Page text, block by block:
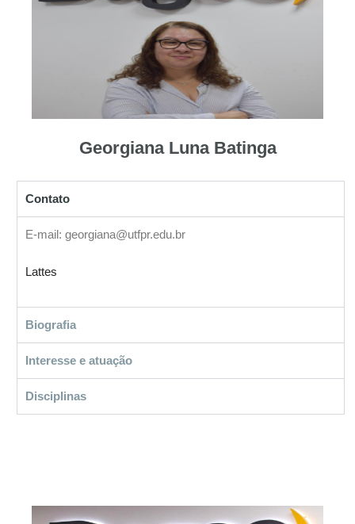
Georgiana Luna Batinga
Contato
E-mail: georgiana@utfpr.edu.br
Lattes
Biografia
Interesse e atuação
Disciplinas